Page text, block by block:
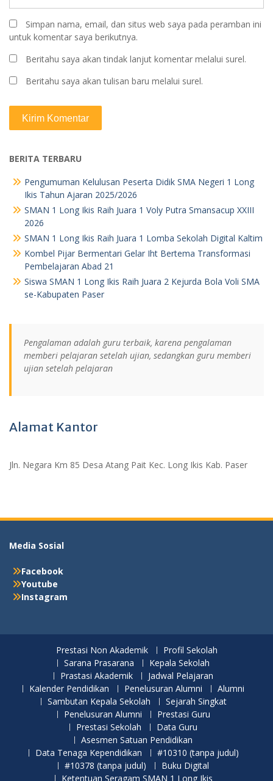
Simpan nama, email, dan situs web saya pada peramban ini
untuk komentar saya berikutnya.
Beritahu saya akan tindak lanjut komentar melalui surel.
Beritahu saya akan tulisan baru melalui surel.
BERITA TERBARU
Pengumuman Kelulusan Peserta Didik SMA Negeri 1 Long
Ikis Tahun Ajaran 2025/2026
SMAN 1 Long Ikis Raih Juara 1 Voly Putra Smansacup XXIII
2026
SMAN 1 Long Ikis Raih Juara 1 Lomba Sekolah Digital Kaltim
Kombel Pijar Bermentari Gelar Iht Bertema Transformasi
Pembelajaran Abad 21
Siswa SMAN 1 Long Ikis Raih Juara 2 Kejurda Bola Voli SMA
se-Kabupaten Paser
Pengalaman adalah guru terbaik, karena pengalaman
memberi pelajaran setelah ujian, sedangkan guru memberi
ujian setelah pelajaran
Alamat Kantor
Jln. Negara Km 85 Desa Atang Pait Kec. Long Ikis Kab. Paser
Media Sosial
Facebook
Youtube
Instagram
Prestasi Non Akademik
Profil Sekolah
Sarana Prasarana
Kepala Sekolah
Prastasi Akademik
Jadwal Pelajaran
Kalender Pendidikan
Penelusuran Alumni
Alumni
Sambutan Kepala Sekolah
Sejarah Singkat
Penelusuran Alumni
Prestasi Guru
Prestasi Sekolah
Data Guru
Asesmen Satuan Pendidikan
Data Tenaga Kependidikan
#10310 (tanpa judul)
#10378 (tanpa judul)
Buku Digital
Ketentuan Seragam SMAN 1 Long Ikis